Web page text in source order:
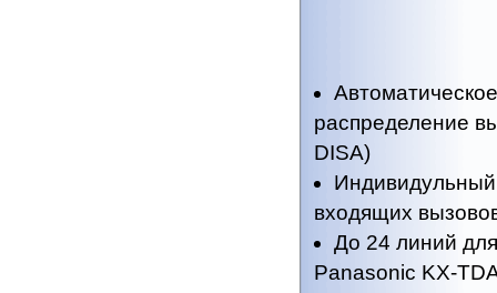
распределение
DISA)
входящих
До 24 линий
Panasonic KX-